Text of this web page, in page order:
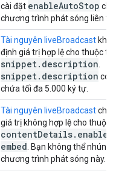
cài đặt enableAutoStop
chương trình phát sóng liên
Tài nguyên liveBroadcast
định giá trị hợp lệ cho thuộc
snippet. description
snippet. description có
chứa tối đa 5.000 ký tự.
Tài nguyên liveBroadcast
giá trị không hợp lệ cho thuộc
contentDetails. enable
embed . Bạn không thể nhúng
chương trình phát sóng này.